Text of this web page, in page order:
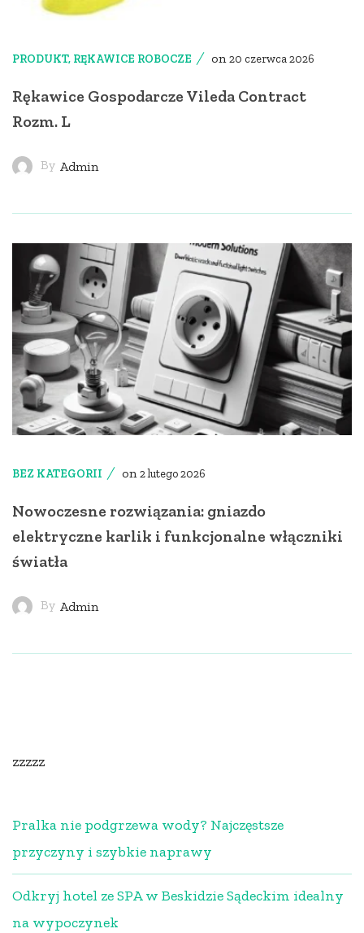
PRODUKT, RĘKAWICE ROBOCZE on20 czerwca 2026
Rękawice Gospodarcze Vileda Contract
Rozm. L
By Admin
BEZ KATEGORII on2 lutego 2026
Nowoczesne rozwiązania: gniazdo
elektryczne karlik i funkcjonalne włączniki
światła
By Admin
zzzzz
Pralka nie podgrzewa wody? Najczęstsze
przyczyny i szybkie naprawy
Odkryj hotel ze SPA w Beskidzie Sądeckim idealny
na wypoczynek